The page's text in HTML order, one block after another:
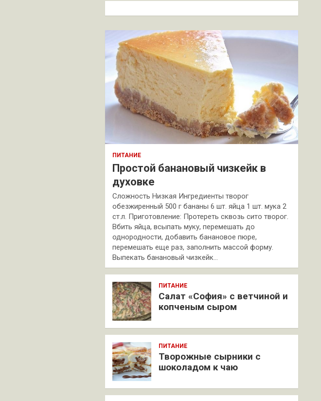
к
ПИТАНИЕ
Простой банановый чизкейк в
духовке
Сложность Низкая Ингредиенты творог
обезжиренный 500 г бананы 6 шт. яйца 1 шт. мука 2
ст.л. Приготовление: Протереть сквозь сито творог.
Вбить яйца, всыпать муку, перемешать до
однородности, добавить банановое пюре,
перемешать еще раз, заполнить массой форму.
Выпекать банановый чизкейк…
ПИТАНИЕ
Салат «София» с ветчиной и
копченым сыром
ПИТАНИЕ
Творожные сырники с
шоколадом к чаю